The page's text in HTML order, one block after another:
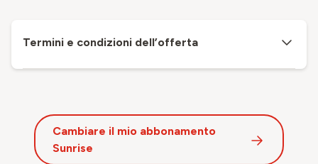
Termini e condizioni dell’offerta
Cambiare il mio abbonamento
Sunrise